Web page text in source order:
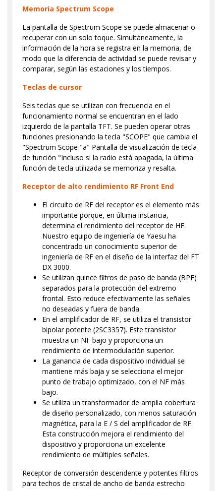
Memoria Spectrum Scope
La pantalla de Spectrum Scope se puede almacenar o
recuperar con un solo toque. Simultáneamente, la
información de la hora se registra en la memoria, de
modo que la diferencia de actividad se puede revisar y
comparar, según las estaciones y los tiempos.
Teclas de cursor
Seis teclas que se utilizan con frecuencia en el
funcionamiento normal se encuentran en el lado
izquierdo de la pantalla TFT. Se pueden operar otras
funciones presionando la tecla "SCOPE" que cambia el
"Spectrum Scope "a" Pantalla de visualización de tecla
de función "Incluso si la radio está apagada, la última
función de tecla utilizada se memoriza y resalta.
Receptor de alto rendimiento RF Front End
El circuito de RF del receptor es el elemento más
importante porque, en última instancia,
determina el rendimiento del receptor de HF.
Nuestro equipo de ingeniería de Yaesu ha
concentrado un conocimiento superior de
ingeniería de RF en el diseño de la interfaz del FT
DX 3000.
Se utilizan quince filtros de paso de banda (BPF)
separados para la protección del extremo
frontal. Esto reduce efectivamente las señales
no deseadas y fuera de banda.
En el amplificador de RF, se utiliza el transistor
bipolar potente (2SC3357). Este transistor
muestra un NF bajo y proporciona un
rendimiento de intermodulación superior.
La ganancia de cada dispositivo individual se
mantiene más baja y se selecciona el mejor
punto de trabajo optimizado, con el NF más
bajo.
Se utiliza un transformador de amplia cobertura
de diseño personalizado, con menos saturación
magnética, para la E / S del amplificador de RF.
Esta construcción mejora el rendimiento del
dispositivo y proporciona un excelente
rendimiento de múltiples señales.
Receptor de conversión descendente y potentes filtros
para techos de cristal de ancho de banda estrecho